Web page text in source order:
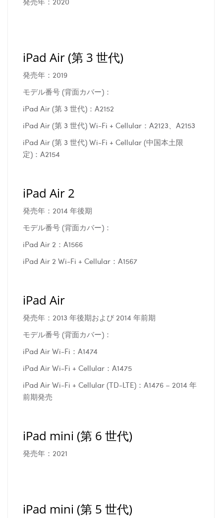
iPad Air (第 3 世代)
発売年：2019
モデル番号 (背面カバー)：
iPad Air (第 3 世代)：A2152
iPad Air (第 3 世代) Wi-Fi + Cellular：A2123、A2153
iPad Air (第 3 世代) Wi-Fi + Cellular (中国本土限
定)：A2154
iPad Air 2
発売年：2014 年後期
モデル番号 (背面カバー)：
iPad Air 2：A1566
iPad Air 2 Wi-Fi + Cellular：A1567
iPad Air
発売年：2013 年後期および 2014 年前期
モデル番号 (背面カバー)：
iPad Air Wi-Fi：A1474
iPad Air Wi-Fi + Cellular：A1475
iPad Air Wi-Fi + Cellular (TD-LTE)：A1476 – 2014 年
前期発売
iPad mini (第 6 世代)
発売年：2021
iPad mini (第 5 世代)